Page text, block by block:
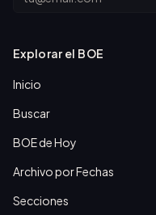
Explorar el BOE
Inicio
Buscar
BOE de Hoy
Archivo por Fechas
Secciones